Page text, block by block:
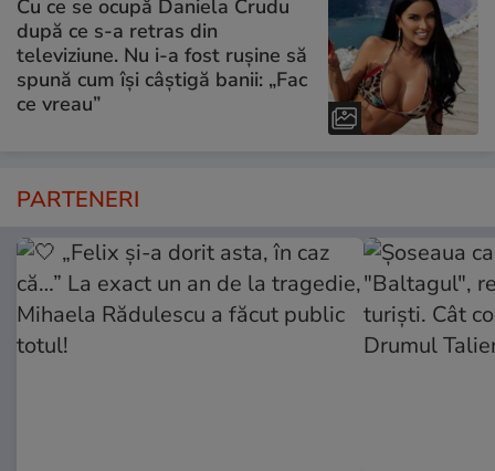
Cu ce se ocupă Daniela Crudu
după ce s-a retras din
televiziune. Nu i-a fost rușine să
spună cum își câștigă banii: „Fac
ce vreau”
PARTENERI